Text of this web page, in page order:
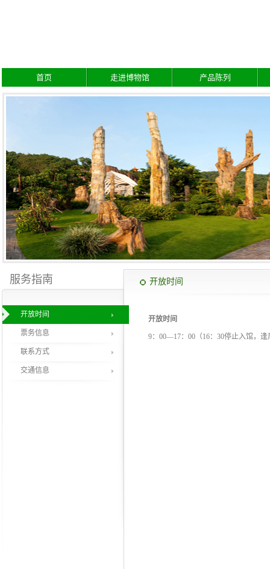
新浪微博
首页 走进博物馆 产品陈列
开放时间
开放时间
9：00—17：00（16：30停止入馆，
服务指南
开放时间
票务信息
联系方式
交通信息